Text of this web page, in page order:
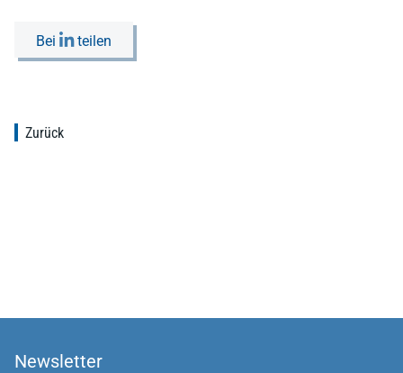
Bei teilen
Zurück
Newsletter